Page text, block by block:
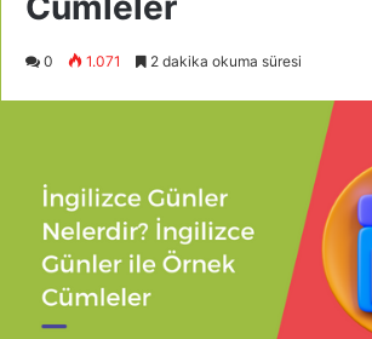
0 1.071 2 dakika okuma süresi